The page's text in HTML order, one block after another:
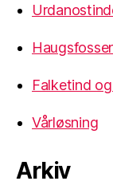
Falketind
Vårløsning
Arkiv